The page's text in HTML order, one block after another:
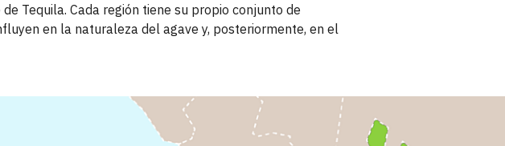
Tequila. Cada región tiene su propio conjunto de
en la naturaleza del agave y, posteriormente, en el